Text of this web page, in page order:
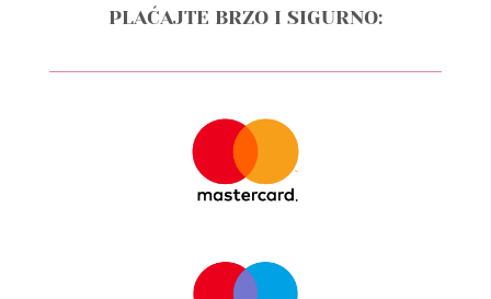
PLAĆAJTE BRZO I SIGURNO: